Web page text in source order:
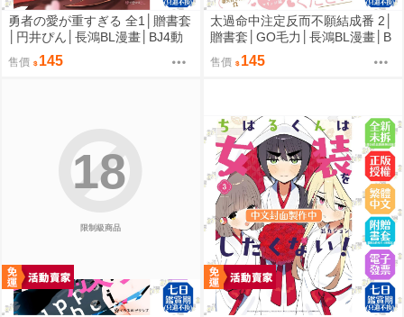
勇者の愛が重すぎる 全1│贈書套
│円井ぴん│長鴻BL漫畫│BJ4動
售價 145
太過命中注定反而不願結成番 2│
贈書套│GO毛力│長鴻BL漫畫│B
J4動漫
售價 145
限制級商品
18